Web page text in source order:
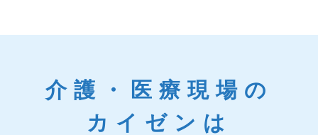
介護・医療現場の
カイゼンは